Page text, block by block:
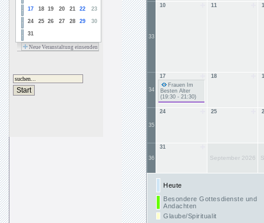
17 18 19 20 21 22 23
24 25 26 27 28 29 30
31
Neue Veranstaltung einsenden
33
10 11
34
17
Frauen Im
Besten Alter
(19:30 - 21:30)
18
35
24 25
36
31
September 2026
Heute
Besondere Gottesdienste und
Andachten
Glaube/Spiritualit